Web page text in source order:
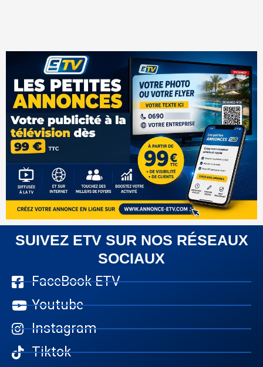
SUIVEZ ETV SUR NOS RÉSEAUX
SOCIAUX
FaceBook ETV
Youtube
Instagram
Tiktok